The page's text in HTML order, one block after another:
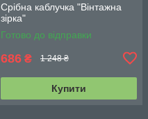
Срібна каблучка "Вінтажна
зірка"
Готово до відправки
686 ₴ 1 248 ₴
Купити